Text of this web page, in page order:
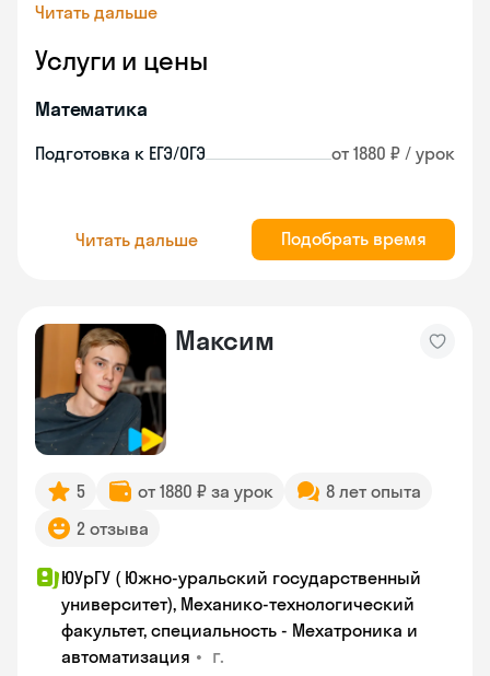
Читать дальше
Услуги и цены
Математика
Подготовка к ЕГЭ/ОГЭ от 1880 ₽ / урок
Читать дальше Подобрать время
Максим
5 от 1880 ₽ за урок
8 лет опыта
2 отзыва
ЮУрГУ ( Южно-уральский государственный
университет), Механико-технологический
факультет, специальность - Мехатроника и
автоматизация • г.